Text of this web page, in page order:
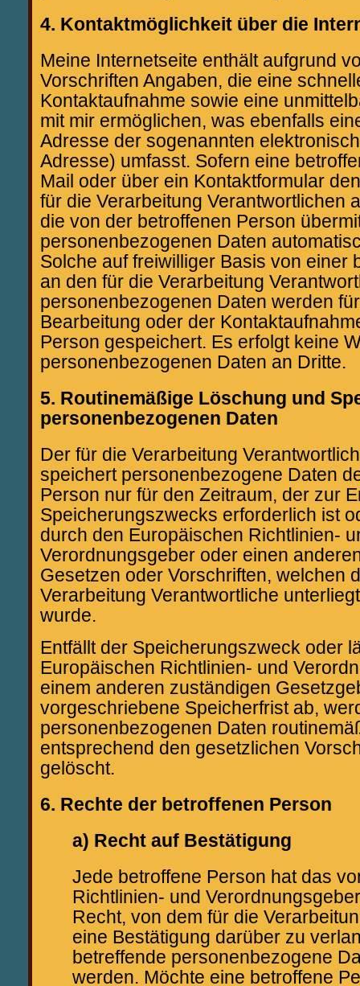
4. Kontaktmöglichkeit über die
Meine Internetseite enthält aufgrund
Vorschriften Angaben, die eine
Kontaktaufnahme sowie eine
mit mir ermöglichen, was ebenfalls
Adresse der sogenannten
Adresse) umfasst. Sofern eine
Mail oder über ein Kontaktformular
für die Verarbeitung Verantwortlichen
die von der betroffenen Person
personenbezogenen Daten
Solche auf freiwilliger Basis von einer
an den für die Verarbeitung
personenbezogenen Daten werden
Bearbeitung oder der
Person gespeichert. Es erfolgt keine
personenbezogenen Daten an Dritte.
5. Routinemäßige Löschung und
personenbezogenen Daten
Der für die Verarbeitung
speichert personenbezogene Daten
Person nur für den Zeitraum, der zur
Speicherungszwecks erforderlich ist
durch den Europäischen Richtlinien-
Verordnungsgeber oder einen
Gesetzen oder Vorschriften, welchen
Verarbeitung Verantwortliche
wurde.
Entfällt der Speicherungszweck oder
Europäischen Richtlinien- und
einem anderen zuständigen
vorgeschriebene Speicherfrist ab,
personenbezogenen Daten
entsprechend den gesetzlichen
gelöscht.
6. Rechte der betroffenen Person
a) Recht auf Bestätigung
Jede betroffene Person hat das
Richtlinien- und
Recht, von dem für die
eine Bestätigung darüber zu
betreffende personenbezogene
werden. Möchte eine betroffene